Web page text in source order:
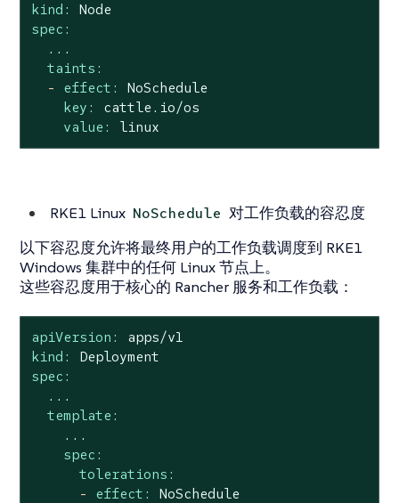
kind:
Node
spec:
...
taints:
-
effect:
NoSchedule
key:
cattle.io/os
value:
linux
RKE1 Linux NoSchedule 对工作负载的容忍度
以下容忍度允许将最终用户的工作负载调度到 RKE1
Windows 集群中的任何 Linux 节点上。
这些容忍度用于核心的 Rancher 服务和工作负载：
apiVersion:
apps/v1
kind:
Deployment
spec:
...
template:
...
spec:
tolerations:
-
effect:
NoSchedule